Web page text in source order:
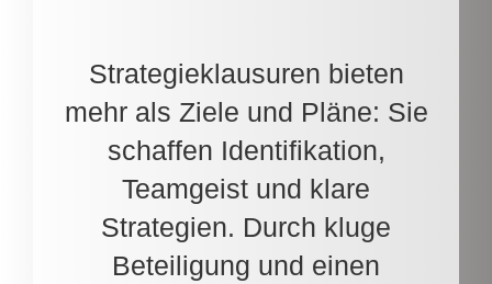
Strategieklausuren bieten
mehr als Ziele und Pläne: Sie
schaffen Identifikation,
Teamgeist und klare
Strategien. Durch kluge
Beteiligung und einen